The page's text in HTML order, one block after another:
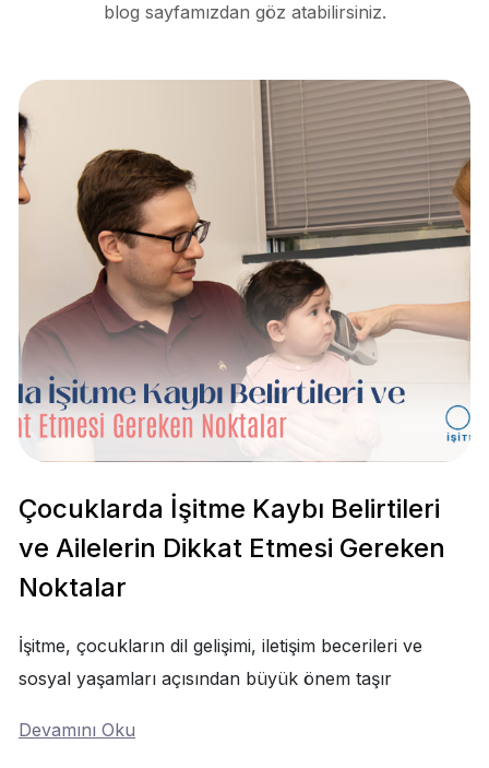
blog sayfamızdan göz atabilirsiniz.
Çocuklarda İşitme Kaybı Belirtileri
ve Ailelerin Dikkat Etmesi Gereken
Noktalar
İşitme, çocukların dil gelişimi, iletişim becerileri ve
sosyal yaşamları açısından büyük önem taşır
Devamını Oku